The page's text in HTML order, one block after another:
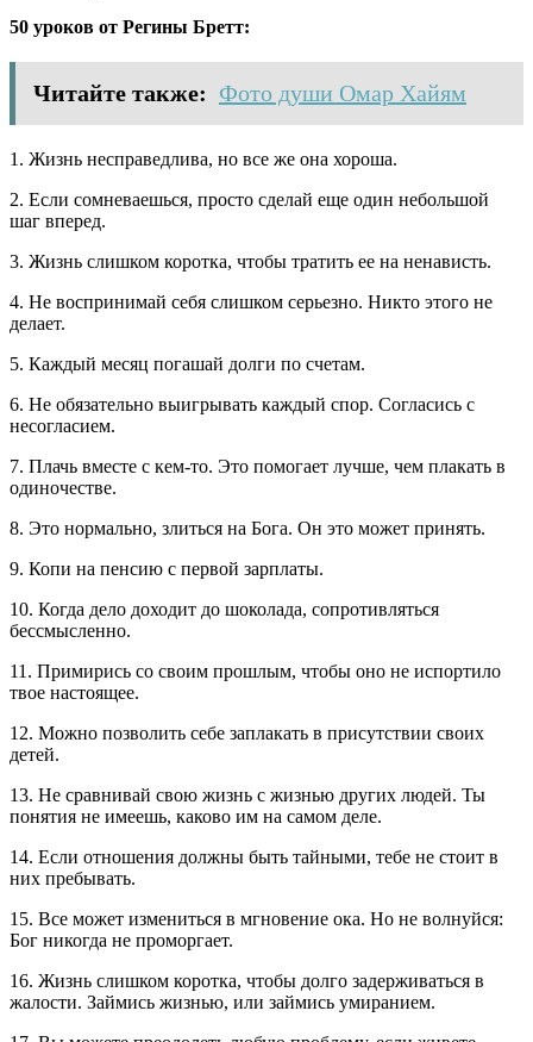
50 уроков от Регины Бретт:
Читайте также: Фото души Омар Хайям
1. Жизнь несправедлива, но все же она хороша.
2. Если сомневаешься, просто сделай еще один небольшой
шаг вперед.
3. Жизнь слишком коротка, чтобы тратить ее на ненависть.
4. Не воспринимай себя слишком серьезно. Никто этого не
делает.
5. Каждый месяц погашай долги по счетам.
6. Не обязательно выигрывать каждый спор. Согласись с
несогласием.
7. Плачь вместе с кем-то. Это помогает лучше, чем плакать в
одиночестве.
8. Это нормально, злиться на Бога. Он это может принять.
9. Копи на пенсию с первой зарплаты.
10. Когда дело доходит до шоколада, сопротивляться
бессмысленно.
11. Примирись со своим прошлым, чтобы оно не испортило
твое настоящее.
12. Можно позволить себе заплакать в присутствии своих
детей.
13. Не сравнивай свою жизнь с жизнью других людей. Ты
понятия не имеешь, каково им на самом деле.
14. Если отношения должны быть тайными, тебе не стоит в
них пребывать.
15. Все может измениться в мгновение ока. Но не волнуйся:
Бог никогда не проморгает.
16. Жизнь слишком коротка, чтобы долго задерживаться в
жалости. Займись жизнью, или займись умиранием.